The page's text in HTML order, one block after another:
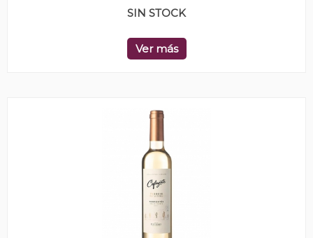
SIN STOCK
Ver más